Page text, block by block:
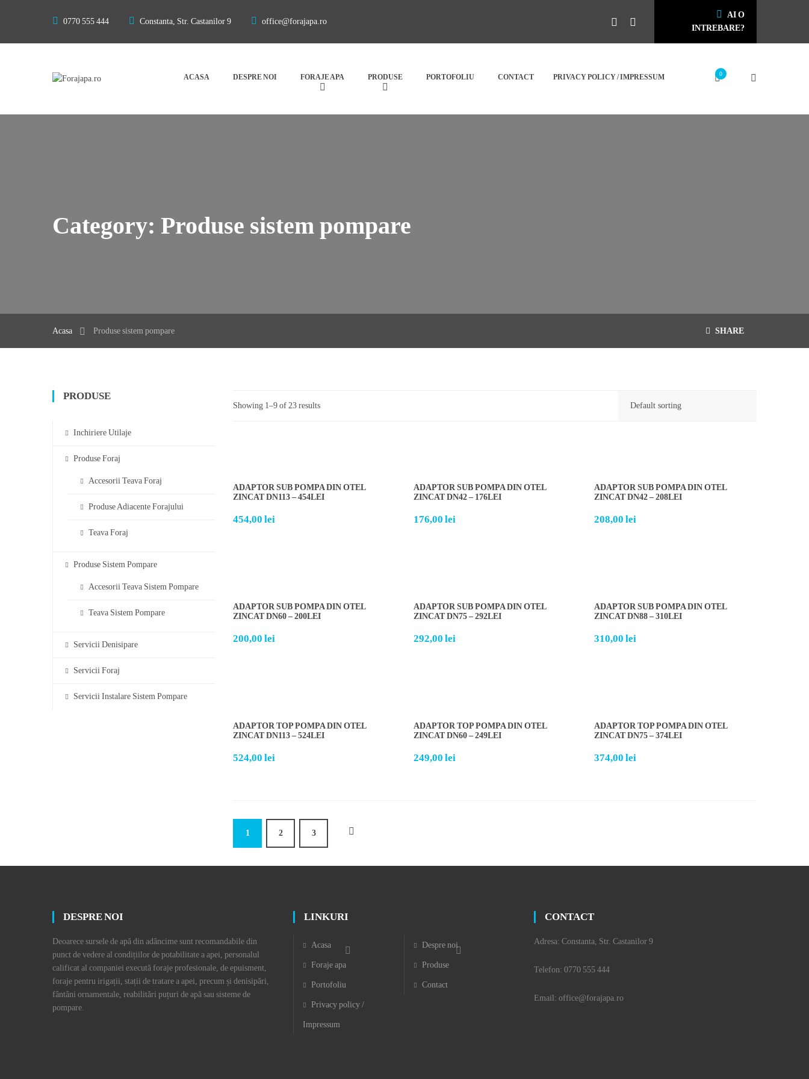
0770 555 444 Constanta, Str. Castanilor 9 office@forajapa.ro
AI O
INTREBARE?
ACASA DESPRE NOI FORAJE APA PRODUSE PORTOFOLIU CONTACT PRIVACY POLICY / IMPRESSUM 0
Category: Produse sistem pompare
Acasa Produse sistem pompare SHARE
Showing 1–9 of 23 results
ADAPTOR SUB POMPA DIN OTEL
ZINCAT DN113 – 454LEI
454,00 lei
ADAPTOR SUB POMPA DIN OTEL
ZINCAT DN42 – 176LEI
176,00 lei
ADAPTOR SUB POMPA DIN OTEL
ZINCAT DN42 – 208LEI
208,00 lei
ADAPTOR SUB POMPA DIN OTEL
ZINCAT DN60 – 200LEI
200,00 lei
ADAPTOR SUB POMPA DIN OTEL
ZINCAT DN75 – 292LEI
292,00 lei
ADAPTOR SUB POMPA DIN OTEL
ZINCAT DN88 – 310LEI
310,00 lei
ADAPTOR TOP POMPA DIN OTEL
ZINCAT DN113 – 524LEI
524,00 lei
ADAPTOR TOP POMPA DIN OTEL
ZINCAT DN60 – 249LEI
249,00 lei
ADAPTOR TOP POMPA DIN OTEL
ZINCAT DN75 – 374LEI
374,00 lei
1 2 3
PRODUSE
Inchiriere Utilaje
Produse Foraj
Accesorii Teava Foraj
Produse Adiacente Forajului
Teava Foraj
Produse Sistem Pompare
Accesorii Teava Sistem Pompare
Teava Sistem Pompare
Servicii Denisipare
Servicii Foraj
Servicii Instalare Sistem Pompare
DESPRE NOI
Deoarece sursele de apă din adâncime sunt recomandabile din
punct de vedere al condițiilor de potabilitate a apei, personalul
calificat al companiei execută foraje profesionale, de epuisment,
foraje pentru irigații, stații de tratare a apei, precum și denisipări,
fântâni ornamentale, reabilitări puțuri de apă sau sisteme de
pompare.
LINKURI
Acasa Despre noi
Foraje apa Produse
Portofoliu Contact
Privacy policy /
Impressum
CONTACT
Adresa: Constanta, Str. Castanilor 9
Telefon: 0770 555 444
Email: office@forajapa.ro